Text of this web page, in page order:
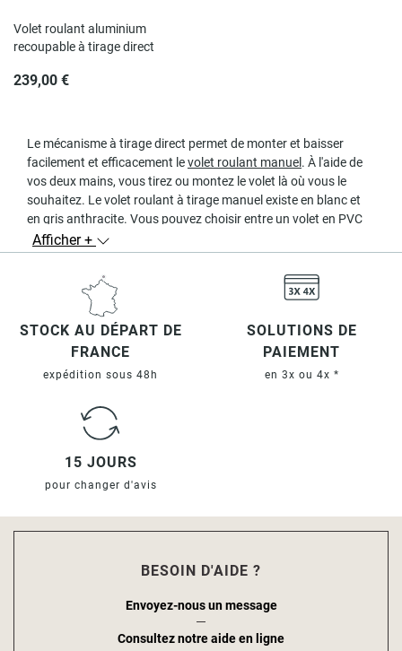
Volet roulant aluminium
recoupable à tirage direct
239,00 €
Le mécanisme à tirage direct permet de monter et baisser
facilement et efficacement levolet roulant manuel . À l'aide de
vos deux mains, vous tirez ou montez le volet là où vous le
souhaitez. Le volet roulant à tirage manuel existe en blanc et
en gris anthracite. Vous pouvez choisir entre un volet en PVC
et un volet en aluminium. Les lames en aluminium offrent une
parfaite isolation à tous les types de fenêtres.
Afficher +
STOCK AU DÉPART DE
FRANCE
expédition sous 48h
SOLUTIONS DE
PAIEMENT
en 3x ou 4x *
15 JOURS
pour changer d'avis
BESOIN D'AIDE ?
Envoyez-nous un message
Consultez notre aide en ligne